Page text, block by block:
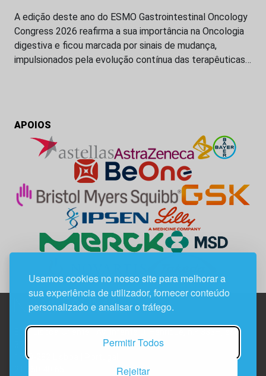
Usamos cookies no nosso site para melhorar a
sua experiência de utilizador, fornecer conteúdo
personalizado e analisar o tráfego.
Permitir Todos
Rejeitar
A edição deste ano do ESMO Gastrointestinal Oncology
Congress 2026 reafirma a sua importância na Oncologia
digestiva e ficou marcada por sinais de mudança,
impulsionados pela evolução contínua das terapêuticas…
APOIOS
Edif. Lisboa Oriente | Av. Infante D. Henrique, n.º 333H, esc.
1800-282 Lisboa | Portugal